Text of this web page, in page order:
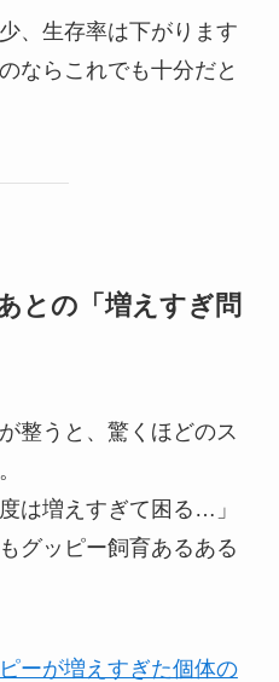
、生存率は下がります
ならこれでも十分だと
との「増えすぎ問
整うと、驚くほどのス
は増えすぎて困る…」
グッピー飼育あるある
ーが増えすぎた個体の